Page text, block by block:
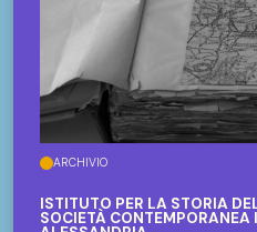
ARCHIVIO
ISTITUTO PER LA STORIA
SOCIETÀ CONTEMPORANEA